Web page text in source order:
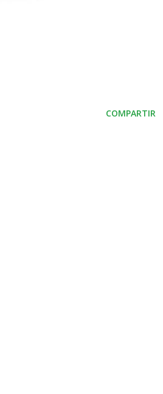
COMPARTIR